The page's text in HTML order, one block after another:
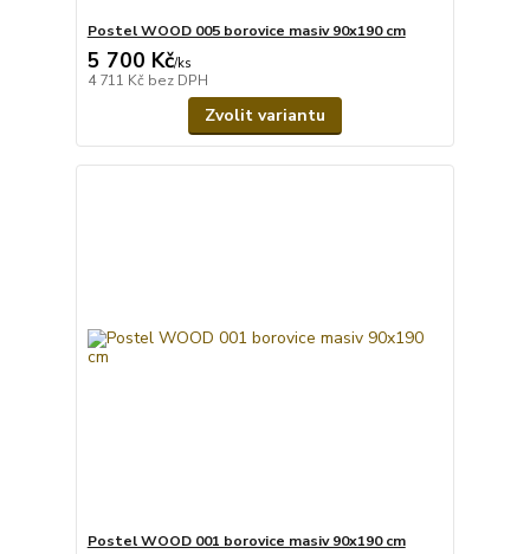
Postel WOOD 005 borovice masiv 90x190 cm
5 700 Kč/ks
4 711 Kč bez DPH
Zvolit variantu
Postel WOOD 001 borovice masiv 90x190 cm